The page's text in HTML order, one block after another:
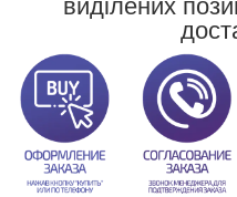
виділених